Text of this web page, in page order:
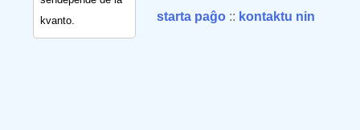
kvanto.
starta paĝo :: kontaktu nin